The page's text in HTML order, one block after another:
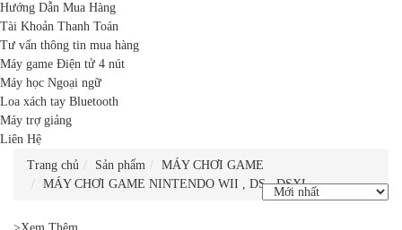
Hướng Dẫn Mua Hàng
Tài Khoản Thanh Toán
Tư vấn thông tin mua hàng
Máy game Điện tử 4 nút
Máy học Ngoại ngữ
Loa xách tay Bluetooth
Máy trợ giảng
Liên Hệ
Trang chủ
Sản phẩm
MÁY CHƠI GAME
MÁY CHƠI GAME NINTENDO WII , DS , DSXL